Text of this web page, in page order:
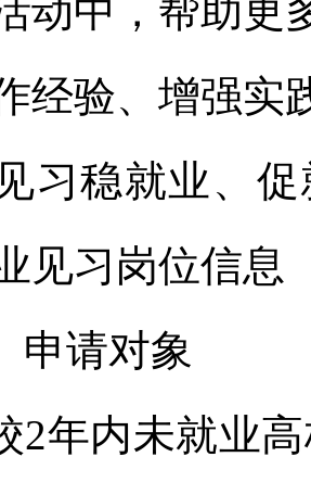
动中，帮助更
经验、增强实
习稳就业、
见习岗位信息
申请对象
2年内未就业